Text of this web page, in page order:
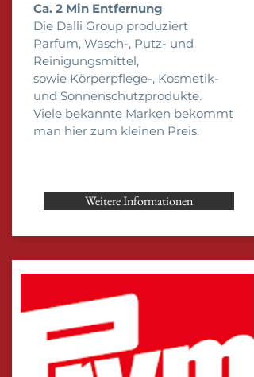
Ca. 2 Min Entfernung
Die Dalli Group produziert
Parfum, Wasch-, Putz- und
Reinigungsmittel,
sowie Körperpflege-, Kosmetik-
und Sonnenschutzprodukte.
Viele bekannte Marken bekommt
man hier zum kleinen Preis.
Weitere Informationen